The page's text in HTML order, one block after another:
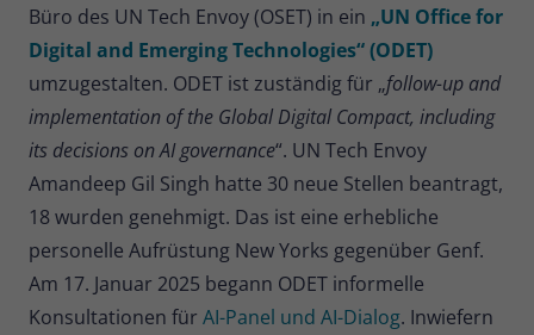
Büro des UN Tech Envoy (OSET) in ein „UN Office for
Digital and Emerging Technologies“ (ODET)
umzugestalten. ODET ist zuständig für „follow-up and
implementation of the Global Digital Compact, including
its decisions on AI governance“. UN Tech Envoy
Amandeep Gil Singh hatte 30 neue Stellen beantragt,
18 wurden genehmigt. Das ist eine erhebliche
personelle Aufrüstung New Yorks gegenüber Genf.
Am 17. Januar 2025 begann ODET informelle
Konsultationen für AI-Panel und AI-Dialog. Inwiefern
Anbieter Matomo
Laufzeit 13 Monate
Zweck
Wird verwendet, um einige Details über
den Benutzer zu speichern, wie z. B. die
eindeutige Besucher-ID.
Name _pk_ses
Anbieter Matomo